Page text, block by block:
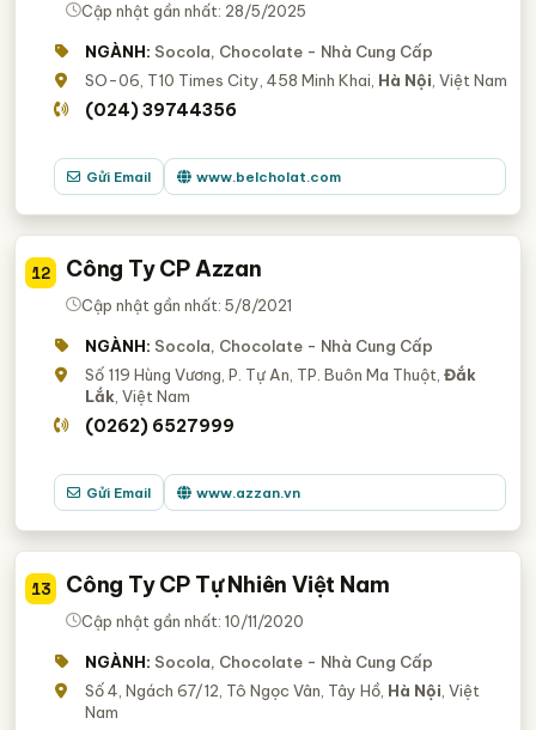
Cập nhật gần nhất: 28/5/2025
NGÀNH: Socola, Chocolate - Nhà Cung Cấp
SO-06, T10 Times City, 458 Minh Khai, Hà Nội, Việt Nam
(024) 39744356
Gửi Email www.belcholat.com
12 Công Ty CP Azzan
Cập nhật gần nhất: 5/8/2021
NGÀNH: Socola, Chocolate - Nhà Cung Cấp
Số 119 Hùng Vương, P. Tự An, TP. Buôn Ma Thuột,Đắk
Lắk, Việt Nam
(0262) 6527999
Gửi Email www.azzan.vn
13 Công Ty CP Tự Nhiên Việt Nam
Cập nhật gần nhất: 10/11/2020
NGÀNH: Socola, Chocolate - Nhà Cung Cấp
Số 4, Ngách 67/12, Tô Ngọc Vân, Tây Hồ, Hà Nội, Việt
Nam